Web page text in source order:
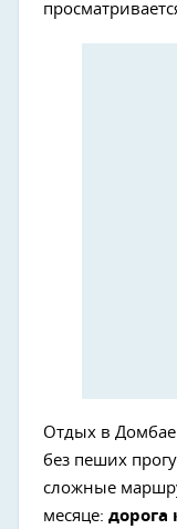
Отдых в Домбае
без пеших
сложные
месяце: дорога